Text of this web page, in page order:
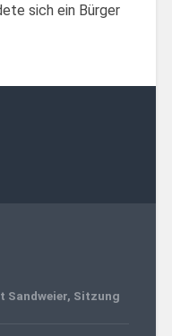
sich ein Bürger
Sandweier, Sitzung